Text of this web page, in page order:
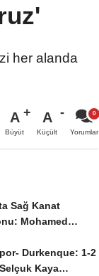
her alanda
A
Büyüt
A
Küçült Yorumlar
Sağ Kanat
Mohamed
Durkenque: 1-2
Kaya